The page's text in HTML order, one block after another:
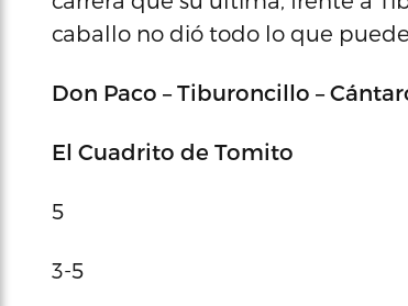
caballo no dió todo lo que
Don Paco – Tiburoncillo –
El Cuadrito de Tomito
5
3-5